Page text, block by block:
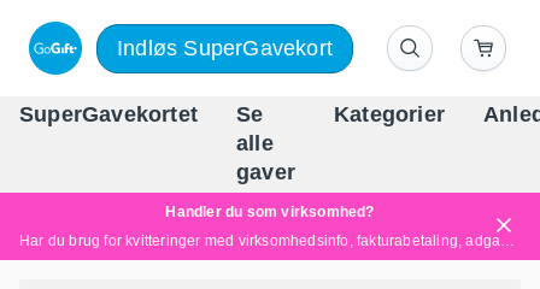
Indløs SuperGavekort
SuperGavekortet
Se
alle
gaver
Kategorier
Handler du som virksomhed?
Har du brug for kvitteringer med virksomhedsinfo, fakturabetaling, adgang for flere brugere eller skræddersyede løsninger?